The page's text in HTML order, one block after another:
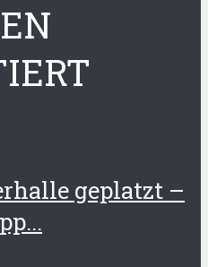
geplatzt –